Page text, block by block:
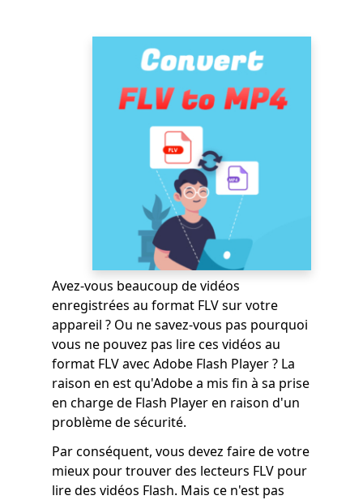
Avez-vous beaucoup de vidéos
enregistrées au format FLV sur votre
appareil ? Ou ne savez-vous pas pourquoi
vous ne pouvez pas lire ces vidéos au
format FLV avec Adobe Flash Player ? La
raison en est qu'Adobe a mis fin à sa prise
en charge de Flash Player en raison d'un
problème de sécurité.
Par conséquent, vous devez faire de votre
mieux pour trouver des lecteurs FLV pour
lire des vidéos Flash. Mais ce n'est pas